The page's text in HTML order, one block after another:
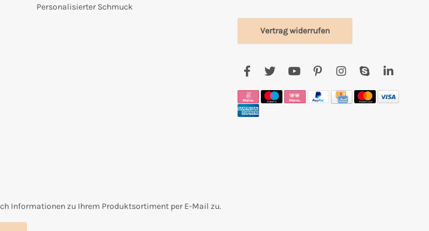
Personalisierter Schmuck
Vertrag widerrufen
Informationen zu Ihrem Produktsortiment per E-Mail zu.